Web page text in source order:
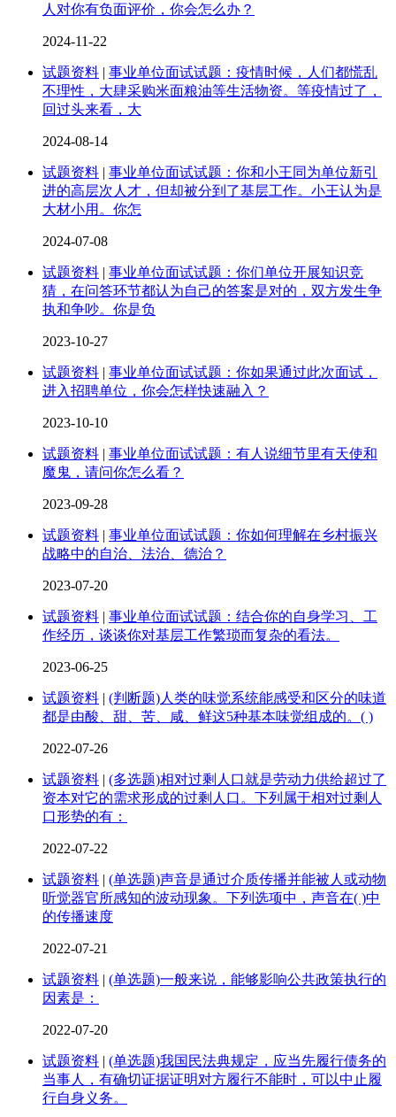
人对你有负面评价，你会怎么办？
2024-11-22
试题资料 | 事业单位面试试题：疫情时候，人们都慌乱
不理性，大肆采购米面粮油等生活物资。等疫情过了，
回过头来看，大
2024-08-14
试题资料 | 事业单位面试试题：你和小王同为单位新引
进的高层次人才，但却被分到了基层工作。小王认为是
大材小用。你怎
2024-07-08
试题资料 | 事业单位面试试题：你们单位开展知识竞
猜，在问答环节都认为自己的答案是对的，双方发生争
执和争吵。你是负
2023-10-27
试题资料 | 事业单位面试试题：你如果通过此次面试，
进入招聘单位，你会怎样快速融入？
2023-10-10
试题资料 | 事业单位面试试题：有人说细节里有天使和
魔鬼，请问你怎么看？
2023-09-28
试题资料 | 事业单位面试试题：你如何理解在乡村振兴
战略中的自治、法治、德治？
2023-07-20
试题资料 | 事业单位面试试题：结合你的自身学习、工
作经历，谈谈你对基层工作繁琐而复杂的看法。
2023-06-25
试题资料 | (判断题)人类的味觉系统能感受和区分的味道
都是由酸、甜、苦、咸、鲜这5种基本味觉组成的。( )
2022-07-26
试题资料 | (多选题)相对过剩人口就是劳动力供给超过了
资本对它的需求形成的过剩人口。下列属于相对过剩人
口形势的有：
2022-07-22
试题资料 | (单选题)声音是通过介质传播并能被人或动物
听觉器官所感知的波动现象。下列选项中，声音在( )中
的传播速度
2022-07-21
试题资料 | (单选题)一般来说，能够影响公共政策执行的
因素是：
2022-07-20
试题资料 | (单选题)我国民法典规定，应当先履行债务的
当事人，有确切证据证明对方履行不能时，可以中止履
行自身义务。